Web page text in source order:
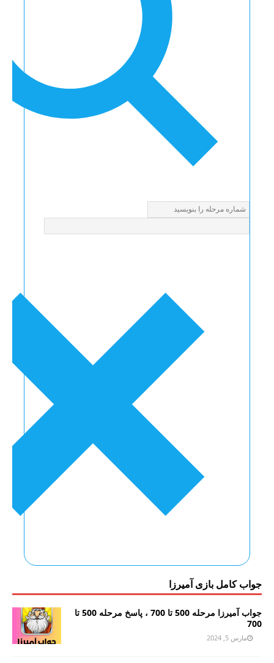
جواب کامل بازی آمیرزا
جواب آمیرزا مرحله 500 تا 700 ، پاسخ مرحله 500 تا
700
مارس 5, 2024